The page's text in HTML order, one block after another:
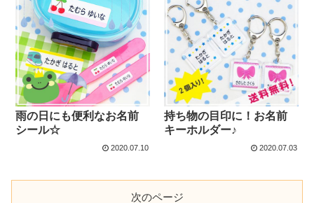
雨の日にも便利なお名前
シール☆
2020.07.10
持ち物の目印に！お名前
キーホルダー♪
2020.07.03
次のページ